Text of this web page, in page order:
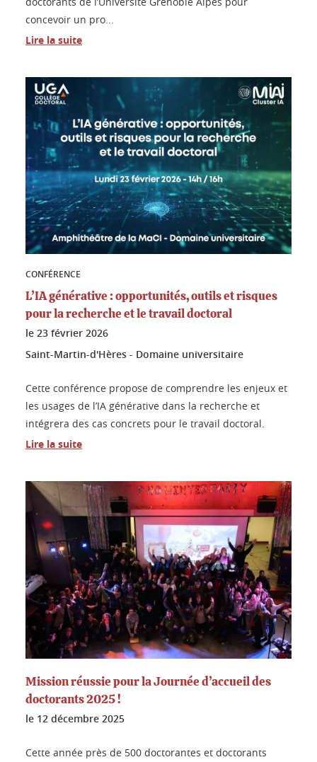
concevoir un pro...
Lire la suite
CONFÉRENCE
L’IA générative : opportunités, outils et risques
pour la recherche et le travail doctoral
le 23 février 2026
Saint-Martin-d'Hères - Domaine universitaire
Cette conférence propose de comprendre les enjeux et
les usages de l’IA générative dans la recherche et
intégrera des cas concrets pour le travail doctoral.
Lire la suite
Mission réussie pour la Journée d’accueil des
doctorants 2025 !
le 12 décembre 2025
Cette année près de 500 doctorantes et doctorants